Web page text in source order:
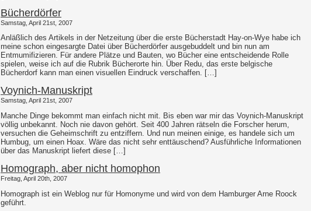
Bücherdörfer
Samstag, April 21st, 2007
Anläßlich des Artikels in der Netzeitung über die erste Bücherstadt Hay-on-Wye habe ich
meine schon eingesargte Datei über Bücherdörfer ausgebuddelt und bin nun am
Entmumifizieren. Für andere Plätze und Bauten, wo Bücher eine entscheidende Rolle
spielen, weise ich auf die Rubrik Bücherorte hin. Über Redu, das erste belgische
Bücherdorf kann man einen visuellen Eindruck verschaffen. […]
Voynich-Manuskript
Samstag, April 21st, 2007
Manche Dinge bekommt man einfach nicht mit. Bis eben war mir das Voynich-Manuskript
völlig unbekannt. Noch nie davon gehört. Seit 400 Jahren rätseln die Forscher herum,
versuchen die Geheimschrift zu entziffern. Und nun meinen einige, es handele sich um
Humbug, um einen Hoax. Wäre das nicht sehr enttäuschend? Ausführliche Informationen
über das Manuskript liefert diese […]
Homograph, aber nicht homophon
Freitag, April 20th, 2007
Homograph ist ein Weblog nur für Homonyme und wird von dem Hamburger Arne Roock
geführt.